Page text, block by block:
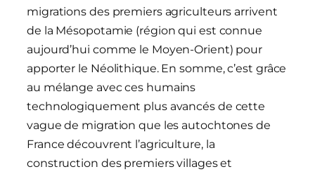
migrations des premiers agriculteurs arrivent
de la Mésopotamie (région qui est connue
aujourd’hui comme le Moyen-Orient) pour
apporter le Néolithique. En somme, c’est grâce
au mélange avec ces humains
technologiquement plus avancés de cette
vague de migration que les autochtones de
France découvrent l’agriculture, la
construction des premiers villages et